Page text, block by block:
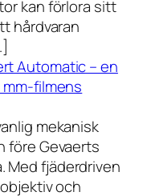
kan förlora sitt
hårdvaran
Automatic – en
mm-filmens
mekanisk
före Gevaerts
Med fjäderdriven
och